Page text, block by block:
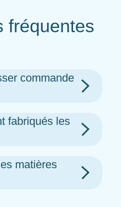
fréquentes
commande
fabriqués les
matières